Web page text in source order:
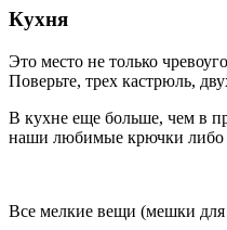
Кухня
Это место не только
Поверьте, трех кастрюль,
В кухне еще больше, чем в
наши любимые крючки либо
Все мелкие вещи (мешки для